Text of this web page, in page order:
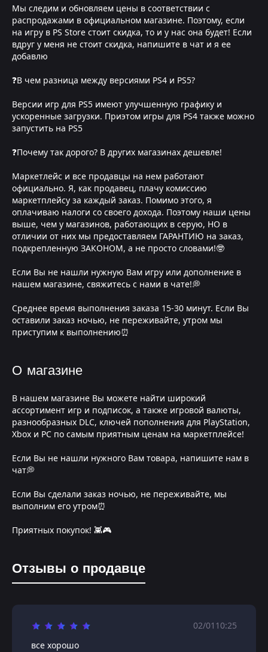
Мы следим и обновляем цены в соответствии с
распродажами в официальном магазине. Поэтому, если
на игру в PS Store стоит скидка, то и у нас она будет! Если
вдруг у меня не стоит скидка, напишите в чат и я ее
добавлю
❓В чем разница между версиями PS4 и PS5?
Версии игр для PS5 имеют улучшенную графику и
ускоренные загрузки. Приэтом игры для PS4 также можно
запустить на PS5
❓Почему так дорого? В других магазинах дешевле!
Маркетлейс и все продавцы на нем работают
официально. Я, как продавец, плачу комиссию
маркетплейсу за каждый заказ. Помимо этого, я
оплачиваю налоги со своего дохода. Поэтому наши цены
выше, чем у магазинов, работающих в серую, НО в
отличии от них мы предоставляем ГАРАНТИЮ на заказ,
подкрепленную ЗАКОНОМ, а не просто словами!🤓
Если Вы не нашли нужную Вам игру или дополнение в
нашем магазине, свяжитесь с нами в чате!💭
Среднее время выполнения заказа 15-30 минут. Если Вы
оставили заказ ночью, не переживайте, утром мы
приступим к выполнению⏰
О магазине
В нашем магазине Вы можете найти широкий
ассортимент игр и подписок, а также игровой валюты,
разнообразных DLC, ключей пополнения для PlayStation,
Xbox и PC по самым приятным ценам на маркетплейсе!
Если Вы не нашли нужного Вам товара, напишите нам в
чат💭
Если Вы сделали заказ ночью, не переживайте, мы
выполним его утром⏰
Приятных покупок! 👾🎮
Отзывы о продавце
02/01 10:25
все хорошо